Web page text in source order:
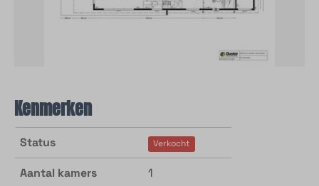
Kenmerken
Status Verkocht
Aantal kamers 1